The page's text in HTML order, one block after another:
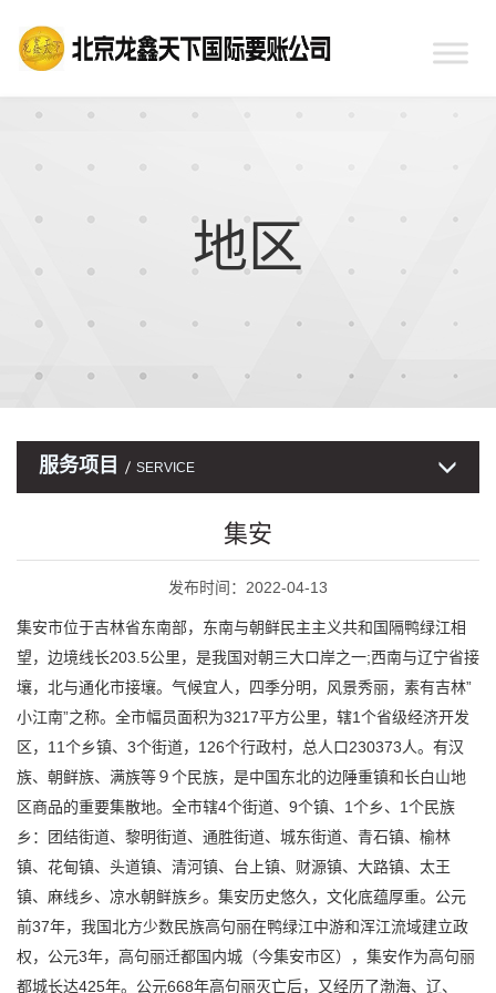
地区
服务项目 SERVICE
集安
发布时间：2022-04-13
集安市位于吉林省东南部，东南与朝鲜民主主义共和国隔鸭绿江相
望，边境线长203.5公里，是我国对朝三大口岸之一;西南与辽宁省接
壤，北与通化市接壤。气候宜人，四季分明，风景秀丽，素有吉林”
小江南”之称。全市幅员面积为3217平方公里，辖1个省级经济开发
区，11个乡镇、3个街道，126个行政村，总人口230373人。有汉
族、朝鲜族、满族等９个民族，是中国东北的边陲重镇和长白山地
区商品的重要集散地。全市辖4个街道、9个镇、1个乡、1个民族
乡：团结街道、黎明街道、通胜街道、城东街道、青石镇、榆林
镇、花甸镇、头道镇、清河镇、台上镇、财源镇、大路镇、太王
镇、麻线乡、凉水朝鲜族乡。集安历史悠久，文化底蕴厚重。公元
前37年，我国北方少数民族高句丽在鸭绿江中游和浑江流域建立政
权，公元3年，高句丽迁都国内城（今集安市区），集安作为高句丽
都城长达425年。公元668年高句丽灭亡后，又经历了渤海、辽、